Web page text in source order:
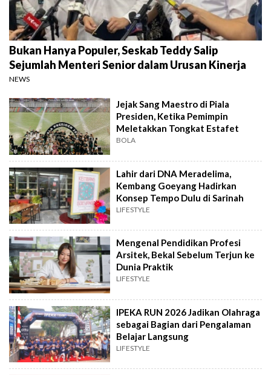
Bukan Hanya Populer, Seskab Teddy Salip
Sejumlah Menteri Senior dalam Urusan Kinerja
NEWS
Jejak Sang Maestro di Piala
Presiden, Ketika Pemimpin
Meletakkan Tongkat Estafet
BOLA
Lahir dari DNA Meradelima,
Kembang Goeyang Hadirkan
Konsep Tempo Dulu di Sarinah
LIFESTYLE
Mengenal Pendidikan Profesi
Arsitek, Bekal Sebelum Terjun ke
Dunia Praktik
LIFESTYLE
IPEKA RUN 2026 Jadikan Olahraga
sebagai Bagian dari Pengalaman
Belajar Langsung
LIFESTYLE